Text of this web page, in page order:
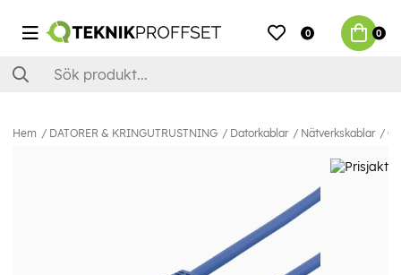
0 0
Hem DATORER & KRINGUTRUSTNING Datorkablar Nätverkskablar